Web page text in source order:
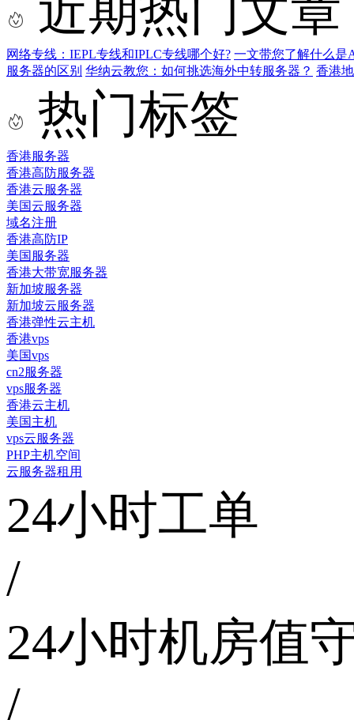
近期热门文章
网络专线：IEPL专线和IPLC专线哪个好? 一文带您了解什么是
服务器的区别 华纳云教您：如何挑选海外中转服务器？ 香港
热门标签
香港服务器
香港高防服务器
香港云服务器
美国云服务器
域名注册
香港高防IP
美国服务器
香港大带宽服务器
新加坡服务器
新加坡云服务器
香港弹性云主机
香港vps
美国vps
cn2服务器
vps服务器
香港云主机
美国主机
vps云服务器
PHP主机空间
云服务器租用
24小时工单
/
24小时机房值
/